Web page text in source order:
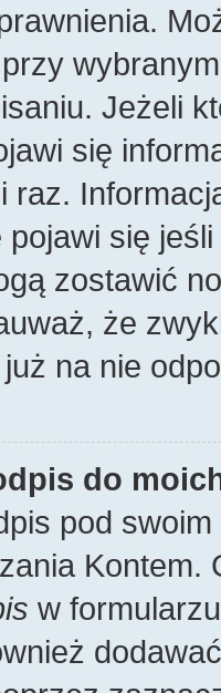
przy
Jeżeli
się
raz.
pojawi się
zostawić
że
na nie
do
pod
w